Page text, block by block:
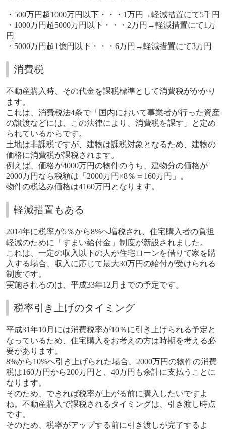
・ 500万円超1000万円以下・・・ 1万円 →軽減措置にて5千円
・ 1000万円超5000万円以下・・・ 2万円 →軽減措置にて1万
円
・ 5000万円超1億円以下・・・ 6万円 →軽減措置にて3万円
消費税
不動産購入時、その代金を課税標準として消費税がかかり
ます。
これは、消費税法4条で「国内において事業者が行った資産
の譲渡などには、この法律により、消費税を課す」と定め
られているからです。
土地は非課税ですが、建物は課税対象となるため、建物の
価格に消費税が課税されます。
例えば、価格が4000万円の物件のうち、建物分の価格が
2000万円なら税額は「 2000万円 ×8％＝ 160万円」。
物件の税込み価格は4160万円となります。
軽減措置もある
2014年に税率が5％から8%へ増税され、住宅購入者の負担
軽減のために「すまい給付金」制度が新設されました。
これは、一定の収入以下の人が住宅ローンを借りて家を購
入する場合、収入に応じて最大30万円の給付が受けられる
制度です。
実施されるのは、平成33年12 月までの予定です。
税率引き上げのタイミング
平成31年10月には消費税率が10％に引き上げられる予定と
なっているため、住宅購入をお考えの方は時期を考える必
要があります。
8%から10%へ引き上げられた場合、 2000万円の物件の消費
税は160万円から200万円と、 40万円も余計に支払うことに
なります。
そのため、できれば税率が上がる前に購入したいですよ
ね。不動産購入で課税されるタイミングは、引き渡し時点
です。
そのため、税率がアップする前に引き渡しが完了するよ